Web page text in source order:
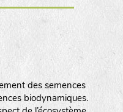
des semences
biodynamiques.